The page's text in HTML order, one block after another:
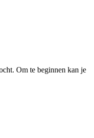
Om te beginnen kan je